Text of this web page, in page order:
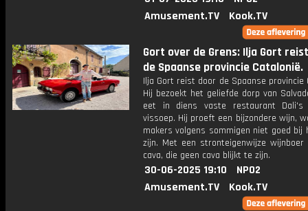
Amusement.TV
Kook.TV
Gort over de Grens: Ilja Gort
de Spaanse provincie Catalonië.
Ilja Gort reist door de Spaanse provincie
Hij bezoekt het geliefde dorp van
eet in diens vaste restaurant Dali's
vissoep. Hij proeft een bijzondere wijn,
makers volgens sommigen niet goed bij
zijn. Met een stronteigenwijze
cava, die geen cava blijkt te zijn.
30-06-2025 19:10
NPO2
Amusement.TV
Kook.TV